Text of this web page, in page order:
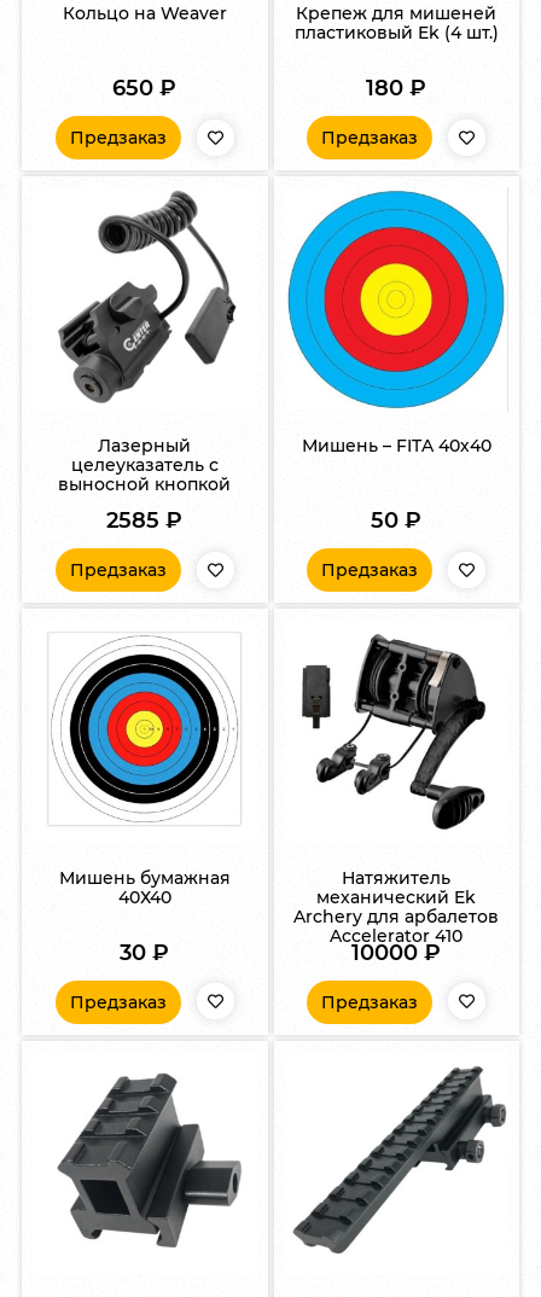
Кольцо на Weaver
650₽
Предзаказ
Крепеж для мишеней
пластиковый Ek (4 шт.)
180₽
Предзаказ
Лазерный
целеуказатель с
выносной кнопкой
2585₽
Предзаказ
Мишень – FITA 40х40
50₽
Предзаказ
Мишень бумажная
40Х40
30₽
Предзаказ
Натяжитель
механический Ek
Archery для арбалетов
Accelerator 410
10000₽
Предзаказ